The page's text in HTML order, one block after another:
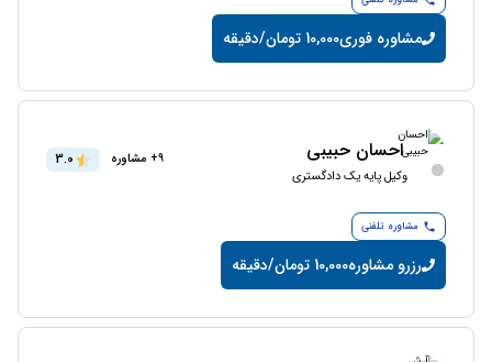
مشاوره فوری10,000 تومان/دقیقه
احسان حبیبی
وکیل پایه یک دادگستری
9+ مشاوره 3.0
مشاوره تلفنی
رزرو مشاوره10,000 تومان/دقیقه